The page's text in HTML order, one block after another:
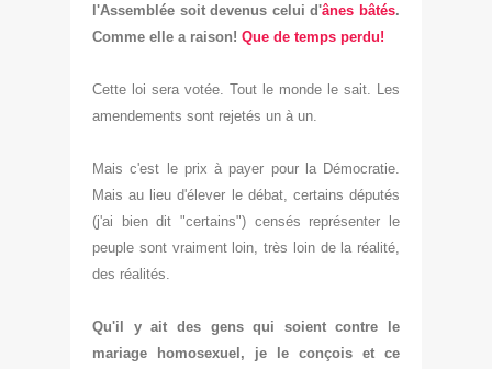
l'Assemblée soit devenus celui d'ânes bâtés.
Comme el le a raison! Que de temps perdu!
Cette loi sera votée. Tout le monde le sait. Les
amendements sont rejetés un à un.
Maisc'est l e prix à payer pour la Démocratie
Mais au lieu d'élever le débat, certains députés
(j'ai bien dit "certains") censés représenter le
peuple sont vraiment loin, très loin de la réalité,
des réalités.
Qu'il y ait des gens qui soient contre le
mariage homosexuel, je le conçois et ce